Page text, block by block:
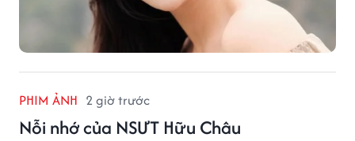
PHIM ẢNH 2 giờ trước
Nỗi nhớ của NSƯT Hữu Châu